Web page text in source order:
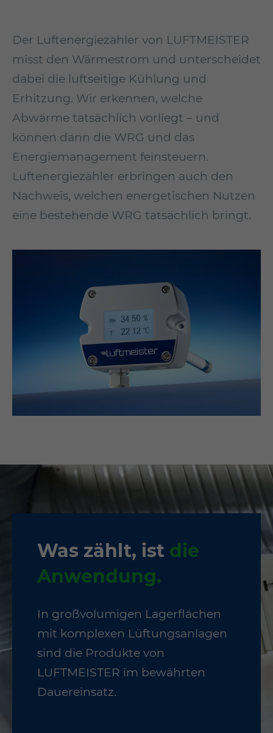
Der Luftenergiezähler von LUFTMEISTER
misst den Wärmestrom und unterscheidet
dabei die luftseitige Kühlung und
Erhitzung. Wir erkennen, welche
Abwärme tatsächlich vorliegt – und
können dann die WRG und das
Energiemanagement feinsteuern.
Luftenergiezähler erbringen auch den
Nachweis, welchen ener­getischen Nutzen
eine bestehende WRG tatsächlich bringt.
Was zählt, ist die
Anwendung.
In großvolumigen Lager­flächen
mit komplexen Lüftungsanlagen
sind die Produkte von
LUFTMEISTER im bewährten
Dauereinsatz.